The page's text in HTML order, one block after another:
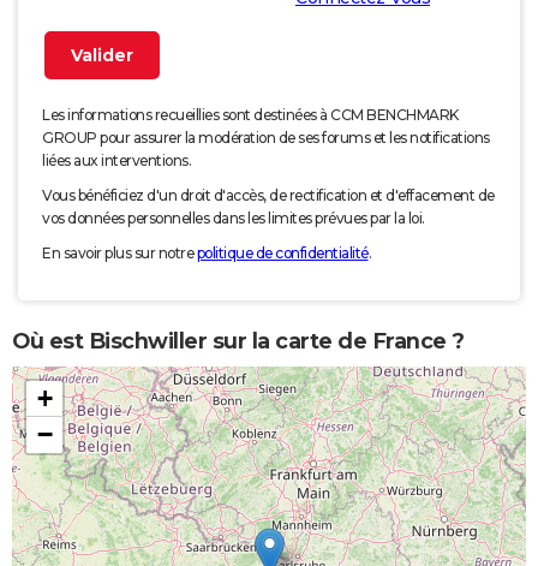
Les informations recueillies sont destinées à CCM BENCHMARK
GROUP pour assurer la modération de ses forums et les notifications
liées aux interventions.
Vous bénéficiez d'un droit d'accès, de rectification et d'effacement de
vos données personnelles dans les limites prévues par la loi.
En savoir plus sur notrepolitique de confidentialité.
Où est Bischwiller sur la carte de France ?
+
−